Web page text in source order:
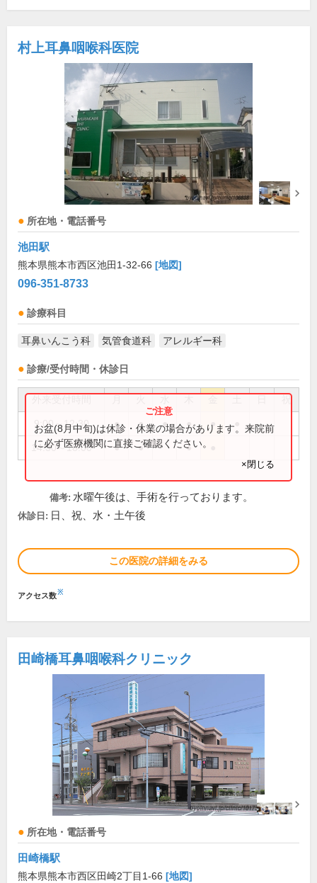
村上耳鼻咽喉科医院
所在地・電話番号
池田駅
熊本県熊本市西区池田1-32-66 [地図]
096-351-8733
診療科目
耳鼻いんこう科 気管食道科 アレルギー科
診療/受付時間・休診日
祝
9:00～12:30 ● ● ● ● ●
14:30～18:00 ● ● ●
お盆(8月中旬)は休診・休業の場合があります。来院前
に必ず医療機関に直接ご確認ください。
×閉じる
備考: 水曜午後は、手術を行っております。
休診日: 日、祝、水・土午後
この医院の詳細をみる
アクセス数※
田崎橋耳鼻咽喉科クリニック
所在地・電話番号
田崎橋駅
熊本県熊本市西区田崎2丁目1-66 [地図]